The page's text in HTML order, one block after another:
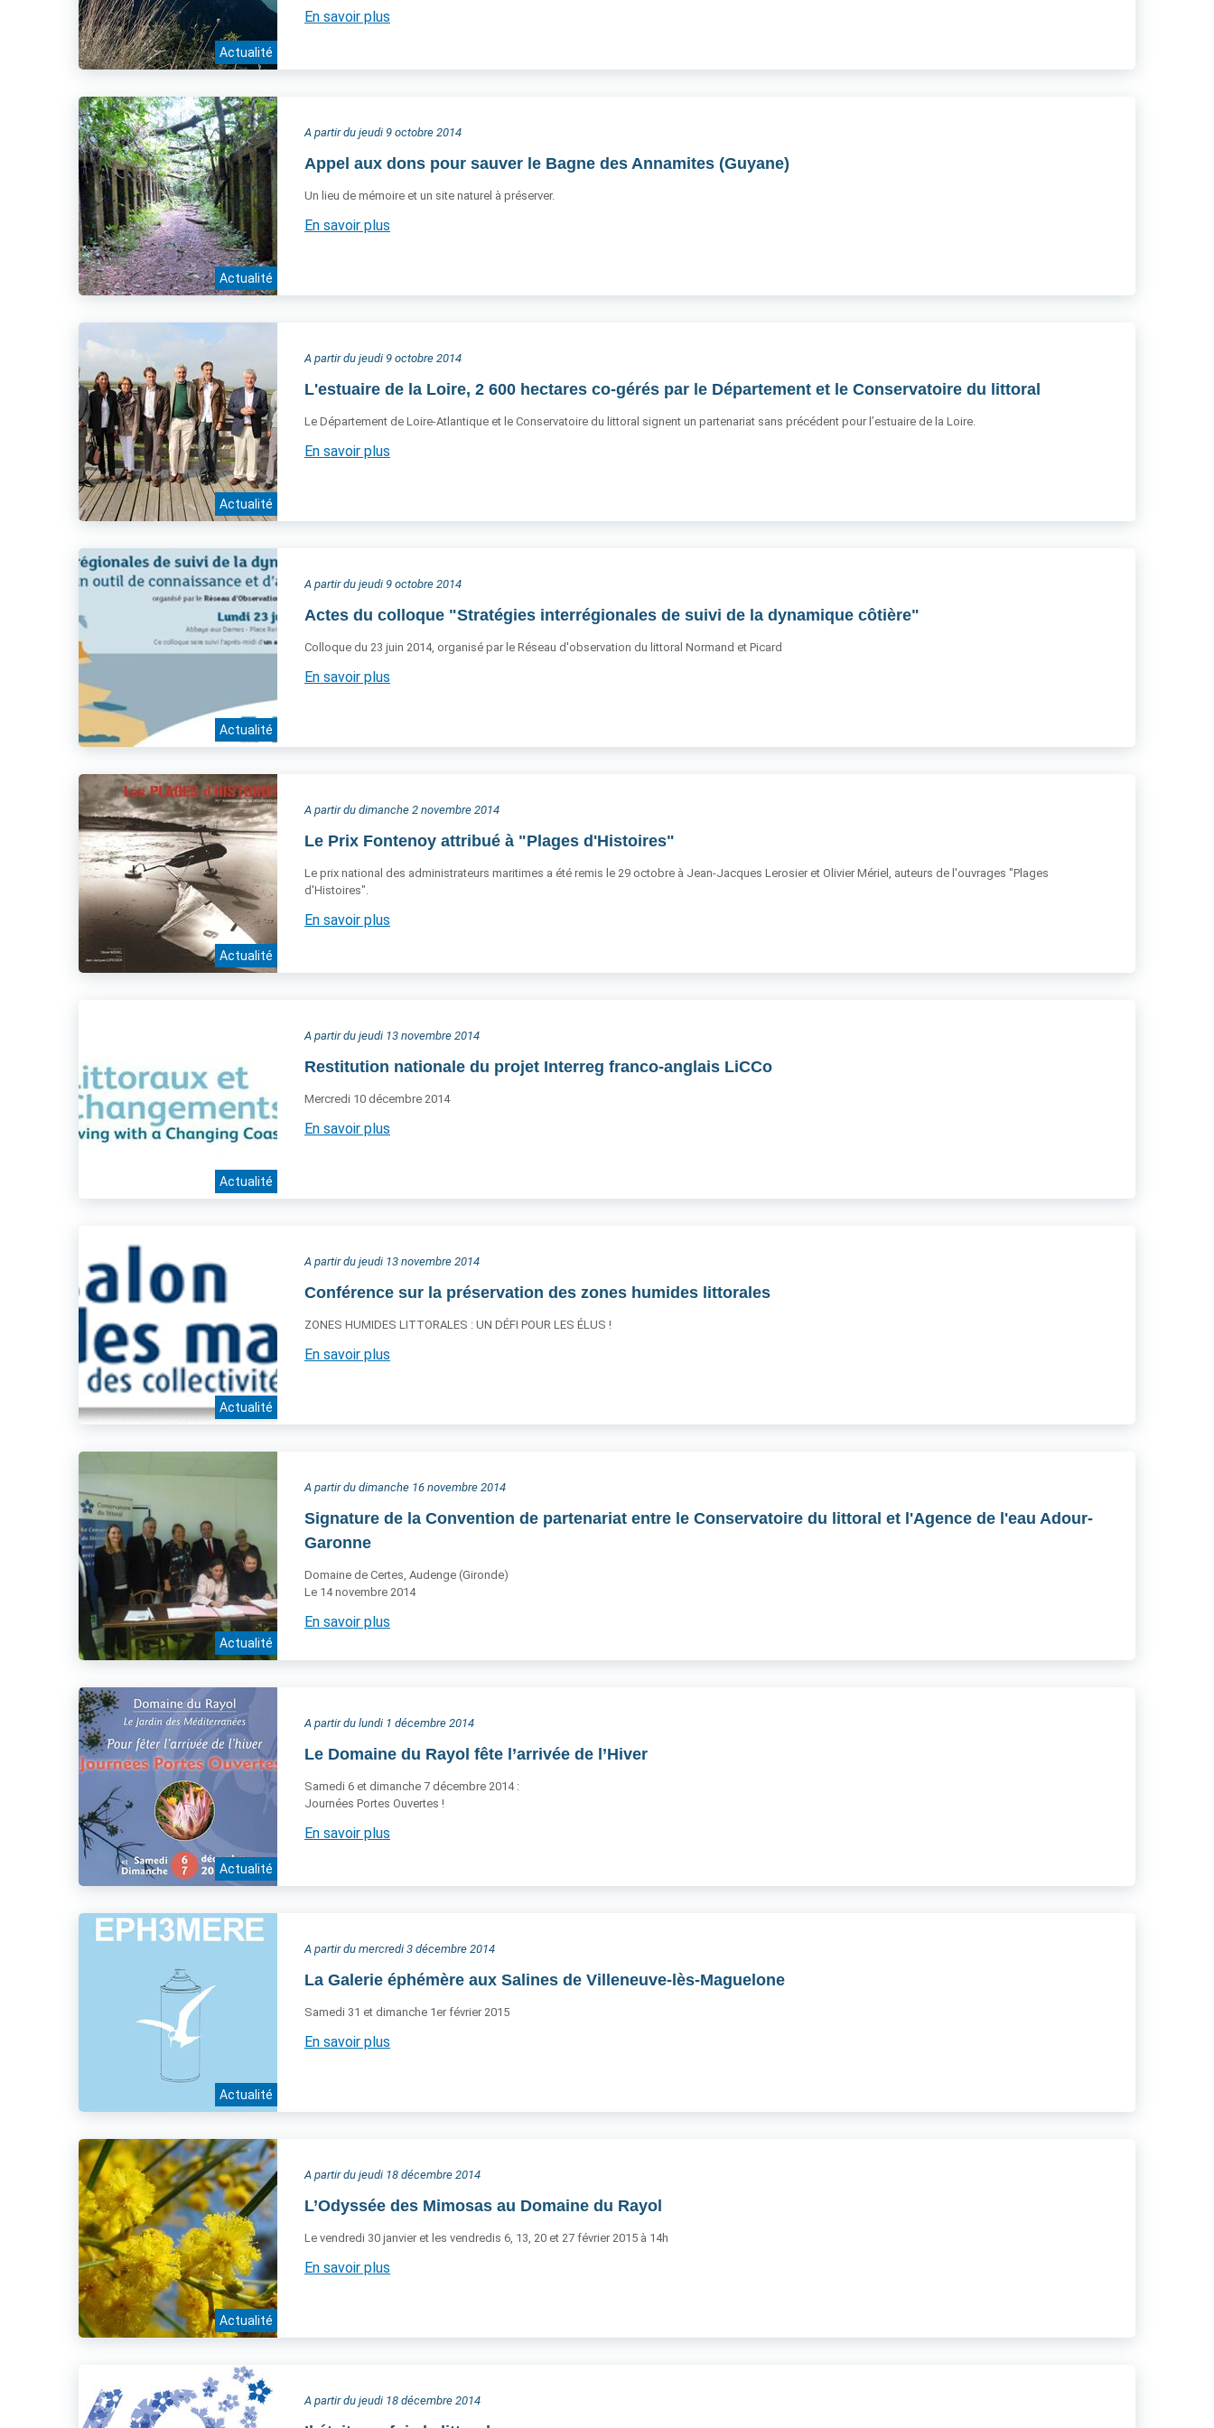
Actualité
En savoir plus
Actualité
A partir du jeudi 9 octobre 2014
Appel aux dons pour sauver le Bagne des Annamites (Guyane)
Un lieu de mémoire et un site naturel à préserver.
En savoir plus
Actualité
A partir du jeudi 9 octobre 2014
L'estuaire de la Loire, 2 600 hectares co-gérés par le Département et le Conservatoire du littoral
Le Département de Loire-Atlantique et le Conservatoire du littoral signent un partenariat sans précédent pour l’estuaire de la Loire.
En savoir plus
Actualité
A partir du jeudi 9 octobre 2014
Actes du colloque "Stratégies interrégionales de suivi de la dynamique côtière"
Colloque du 23 juin 2014, organisé par le Réseau d'observation du littoral Normand et Picard
En savoir plus
Actualité
A partir du dimanche 2 novembre 2014
Le Prix Fontenoy attribué à "Plages d'Histoires"
Le prix national des administrateurs maritimes a été remis le 29 octobre à Jean-Jacques Lerosier et Olivier Mériel, auteurs de l'ouvrages "Plages
d'Histoires".
En savoir plus
Actualité
A partir du jeudi 13 novembre 2014
Restitution nationale du projet Interreg franco-anglais LiCCo
Mercredi 10 décembre 2014
En savoir plus
Actualité
A partir du jeudi 13 novembre 2014
Conférence sur la préservation des zones humides littorales
ZONES HUMIDES LITTORALES : UN DÉFI POUR LES ÉLUS !
En savoir plus
Actualité
A partir du dimanche 16 novembre 2014
Signature de la Convention de partenariat entre le Conservatoire du littoral et l'Agence de l'eau Adour-
Garonne
Domaine de Certes, Audenge (Gironde)
Le 14 novembre 2014
En savoir plus
Actualité
A partir du lundi 1 décembre 2014
Le Domaine du Rayol fête l’arrivée de l’Hiver
Samedi 6 et dimanche 7 décembre 2014 :
Journées Portes Ouvertes !
En savoir plus
Actualité
A partir du mercredi 3 décembre 2014
La Galerie éphémère aux Salines de Villeneuve-lès-Maguelone
Samedi 31 et dimanche 1er février 2015
En savoir plus
Actualité
A partir du jeudi 18 décembre 2014
L’Odyssée des Mimosas au Domaine du Rayol
Le vendredi 30 janvier et les vendredis 6, 13, 20 et 27 février 2015 à 14h
En savoir plus
A partir du jeudi 18 décembre 2014